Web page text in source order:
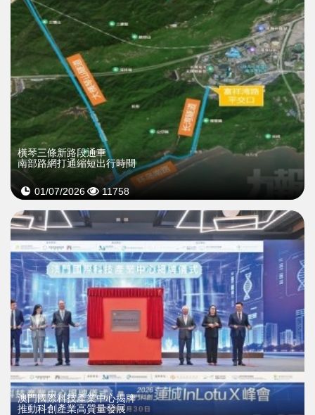
橫琴三條新路段通車
南部路網打通縮短出行時間
01/07/2026 11758
澳門國際科技產業中心揭牌
推動科創產業高質量發展